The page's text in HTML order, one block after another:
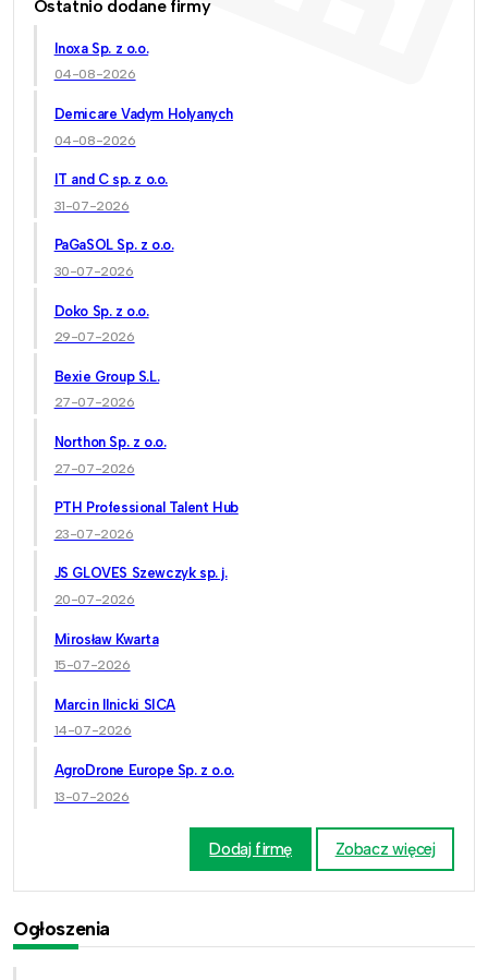
Ostatnio dodane firmy
Inoxa Sp. z o.o.
04-08-2026
Demicare Vadym Holyanych
04-08-2026
IT and C sp. z o.o.
31-07-2026
PaGaSOL Sp. z o.o.
30-07-2026
Doko Sp. z o.o.
29-07-2026
Bexie Group S.L.
27-07-2026
Northon Sp. z o.o.
27-07-2026
PTH Professional Talent Hub
23-07-2026
JS GLOVES Szewczyk sp. j.
20-07-2026
Mirosław Kwarta
15-07-2026
Marcin Ilnicki SICA
14-07-2026
AgroDrone Europe Sp. z o.o.
13-07-2026
Dodaj firmę Zobacz więcej
Ogłoszenia